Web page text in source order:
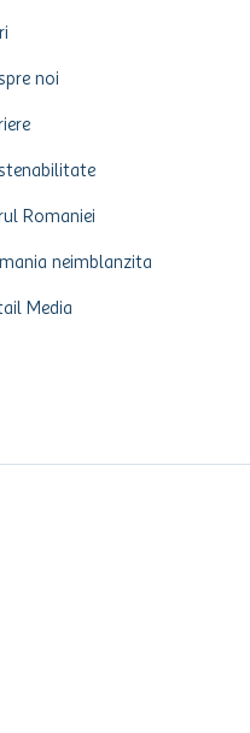
noi
Romaniei
neimblanzita
Media